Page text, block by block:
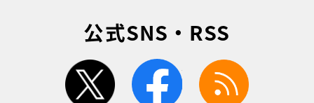
公式SNS・RSS
twitter facebook